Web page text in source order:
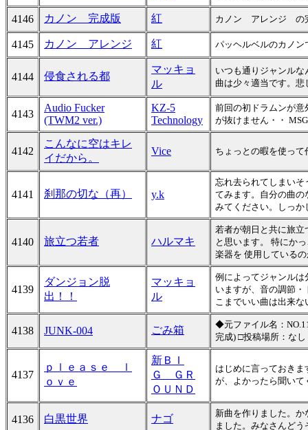
4146 カノン 完成版 紅 カノン アレンジ の
4145 カノン アレンジ 紅 パッヘルベルのカノン
4144 侵食される都
マッキョ
ル
いつも通りジャンル
曲は少々適当です。
4143
Audio Fucker
(TWM2 ver.)
KZ-5
Technology
前回の初ドラムンが
が抜けません・・
4142
こんなに空はキレ
イだから。
Vice ちょっとの暇を使っ
4141 刹那の切な（再） y.k
忘れ去られてしまい
てみます。自分の曲
みてください。しっ
4140 旅立つ若者 ハルマキ
若者が朝日と共に旅
と思います。 特にか
楽器を 使用している
4139
ダンジョン脱
出！！
マッキョ
ル
例によってジャンル
いますが、音の調節
こまでいい曲は出来
4138 JUNK-004 ごみ箱
◆元ファイル名：
完成) □投稿場所：な
4137
ｐｌｅａｓｅ ｌ
ｏｖｅ
新ＢＩ
Ｇ ＧＲ
ＯＵＮＤ
はじめに言っておき
が、よかったら聞い
4136 白黒世界 ナゴ
新曲を作りました。
ました。みなさんど